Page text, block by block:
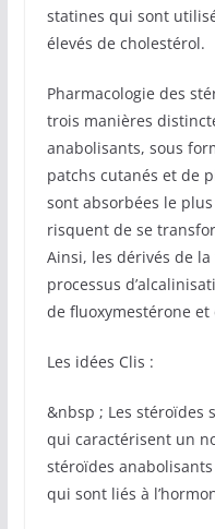
statines qui sont
élevés de cholestérol.
Pharmacologie des
trois manières
anabolisants, sous
patchs cutanés et de
sont absorbées le
risquent de se
Ainsi, les dérivés de
processus
de fluoxymestérone
Les idées Clis :
&nbsp ; Les stéroïdes
qui caractérisent un
stéroïdes
qui sont liés à